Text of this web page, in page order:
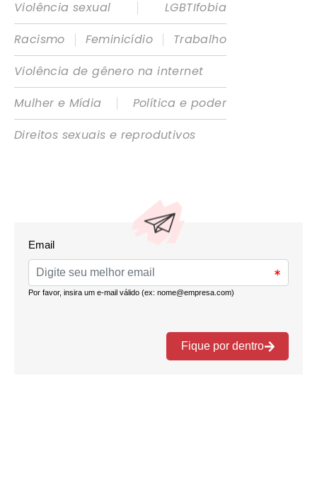
Violência sexual
|
LGBTIfobia
Racismo
| Feminicídio |
Trabalho
Violência de gênero na internet
Mulher e Mídia
|
Política e poder
Direitos sexuais e reprodutivos